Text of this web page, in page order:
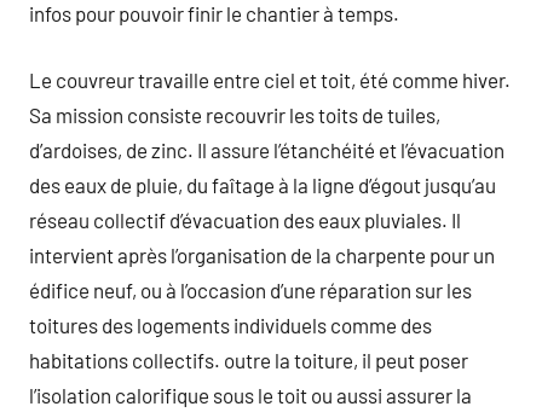
infos pour pouvoir finir le chantier à temps.
Le couvreur travaille entre ciel et toit, été comme hiver.
Sa mission consiste recouvrir les toits de tuiles,
d’ardoises, de zinc. Il assure l’étanchéité et l’évacuation
des eaux de pluie, du faîtage à la ligne d’égout jusqu’au
réseau collectif d’évacuation des eaux pluviales. Il
intervient après l’organisation de la charpente pour un
édifice neuf, ou à l’occasion d’une réparation sur les
toitures des logements individuels comme des
habitations collectifs. outre la toiture, il peut poser
l’isolation calorifique sous le toit ou aussi assurer la